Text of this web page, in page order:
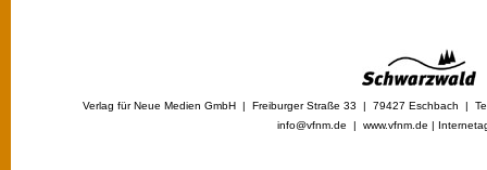
Verlag für Neue Medien GmbH | Freiburger Straße 33 | 79427 Eschbach |
info@vfnm.de | www.vfnm.de |